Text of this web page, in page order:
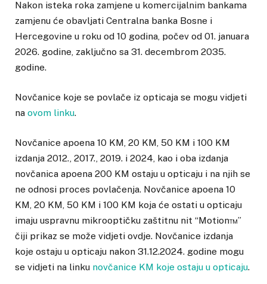
Nakon isteka roka zamjene u komercijalnim bankama
zamjenu će obavljati Centralna banka Bosne i
Hercegovine u roku od 10 godina, počev od 01. januara
2026. godine, zaključno sa 31. decembrom 2035.
godine.
Novčanice koje se povlače iz opticaja se mogu vidjeti
na ovom linku.
Novčanice apoena 10 KM, 20 KM, 50 KM i 100 KM
izdanja 2012., 2017., 2019. i 2024, kao i oba izdanja
novčanica apoena 200 KM ostaju u opticaju i na njih se
ne odnosi proces povlačenja. Novčanice apoena 10
KM, 20 KM, 50 KM i 100 KM koja će ostati u opticaju
imaju uspravnu mikrooptičku zaštitnu nit “Motion™”
čiji prikaz se može vidjeti ovdje. Novčanice izdanja
koje ostaju u opticaju nakon 31.12.2024. godine mogu
se vidjeti na linku novčanice KM koje ostaju u opticaju.